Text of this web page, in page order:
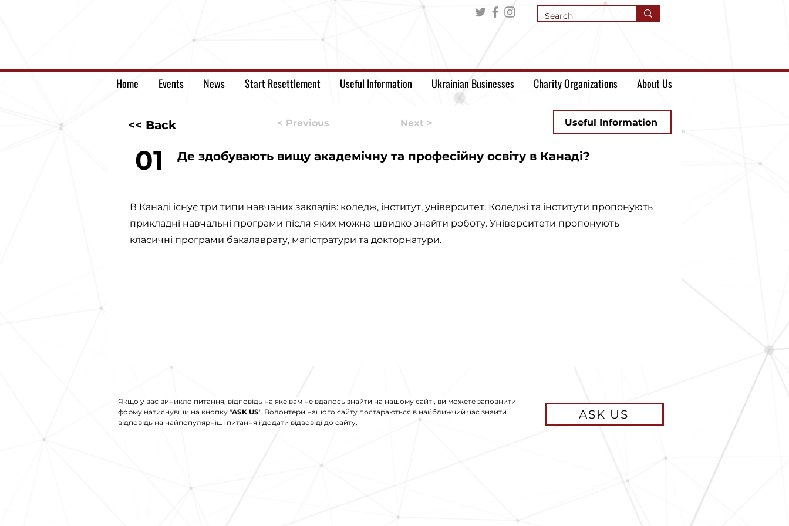
Home Events News Start Resettlement Useful Information Ukrainian Businesses Charity Organizations About Us
<< Back < Previous Next > Useful Information
01 Де здобувають вищу академічну та професійну освіту в Канаді?
В Канаді існує три типи навчаних закладів: коледж, інститут, університет. Коледжі та інститути пропонують
прикладні навчальні програми після яких можна швидко знайти роботу. Університети пропонують
класичні програми бакалаврату, магістратури та докторнатури.
Якщо у вас виникло питання, відповідь на яке вам не вдалось знайти на нашому сайті, ви можете заповнити
форму натиснувши на кнопку "ASK US". Волонтери нашого сайту постараються в найближчий час знайти
відповідь на найпопулярніші питання і додати відвовіді до сайту.
ASK US